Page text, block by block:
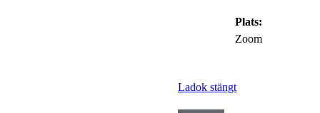
Plats:
Zoom
Ladok stängt